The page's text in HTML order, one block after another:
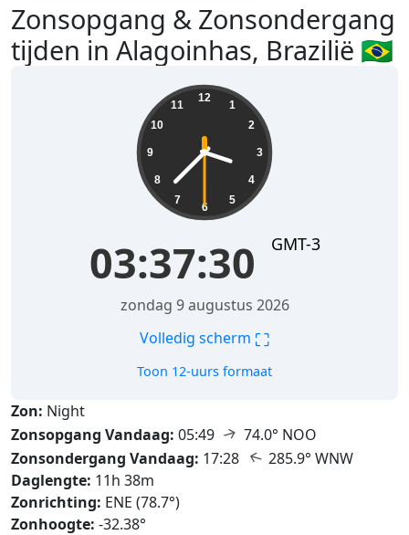
Zonsopgang & Zonsondergang
tijden in Alagoinhas, Brazilië 🇧🇷
12
1
2
3
4
5
6
7
8
9
10
11
03:37:32 GMT-3
zondag 9 augustus 2026
Volledig scherm ⛶
Toon 12-uurs formaat
Zon: Night
Zonsopgang Vandaag: 05:49 ↑ 74.0° NOO
Zonsondergang Vandaag: 17:28 ↑ 285.9° WNW
Daglengte: 11h 38m
Zonrichting: ENE (78.7°)
Zonhoogte: -32.38°